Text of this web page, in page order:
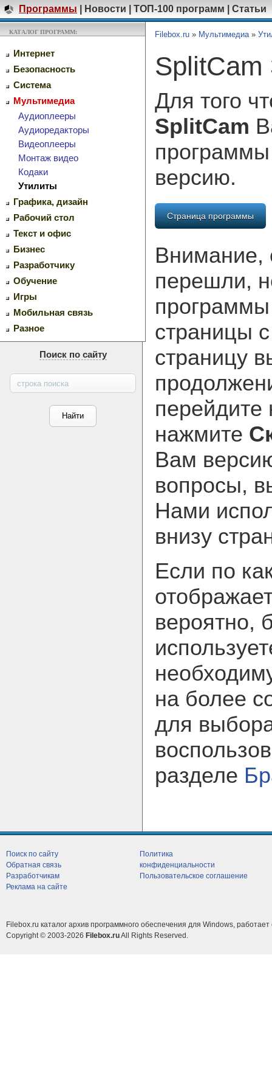
Программы Новости ТОП-100 программ Статьи
КАТАЛОГ ПРОГРАММ:
Интернет
Безопасность
Система
Мультимедиа
Аудиоплееры
Аудиоредакторы
Видеоплееры
Монтаж видео
Кодаки
Утилиты
Графика, дизайн
Рабочий стол
Текст и офис
Бизнес
Разработчику
Обучение
Игры
Мобильная связь
Разное
Поиск по сайту
Filebox.ru » Мультимедиа»
SplitCam
Для того
SplitCam
версию.
Страница программы
Внимание,
перешли,
страницы
страницу
нажмите
Вам
вопросы,
Нами
внизу
Если по
вероятно,
на более
для
разделе
Поиск по сайту
Обратная связь
Разработчикам
Реклама на сайте
Политика
конфиденциальности
Пользовательское соглашение
Filebox.ru каталог архив программного обеспечения для Windows, работает
Copyright © 2003-2026 Filebox.ruAll Rights Reserved.